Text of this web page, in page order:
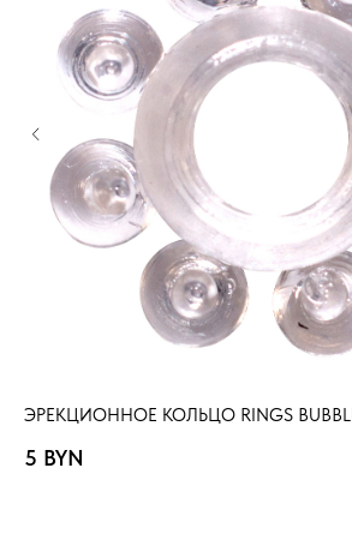
ЭРЕКЦИОННОЕ КОЛЬЦО RINGS
5 BYN